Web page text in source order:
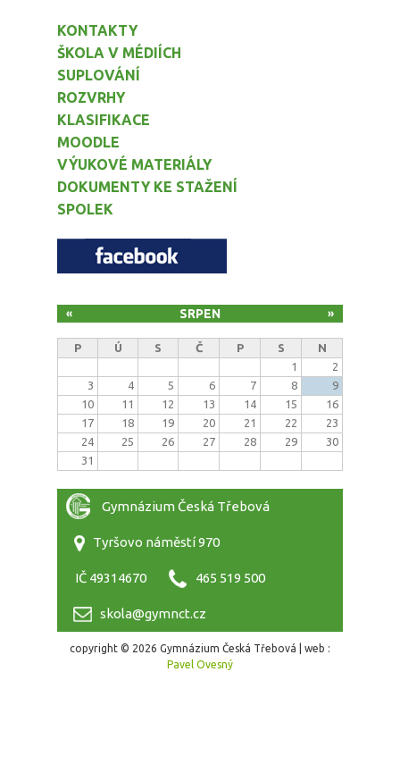
KONTAKTY
ŠKOLA V MÉDIÍCH
SUPLOVÁNÍ
ROZVRHY
KLASIFIKACE
MOODLE
VÝUKOVÉ MATERIÁLY
DOKUMENTY KE STAŽENÍ
SPOLEK
SRPEN
« »
P Ú S Č P S
N
1
2
3
4 5 6 7 8
9
10
11 12 13 14 15
16
17
18 19 20 21 22
23
24
25 26 27 28 29
30
31
Gymnázium Česká Třebová
Tyršovo náměstí 970
IČ 49314670 465 519 500
skola@gymnct.cz
copyright © 2026 Gymnázium Česká Třebová | web :
Pavel Ovesný